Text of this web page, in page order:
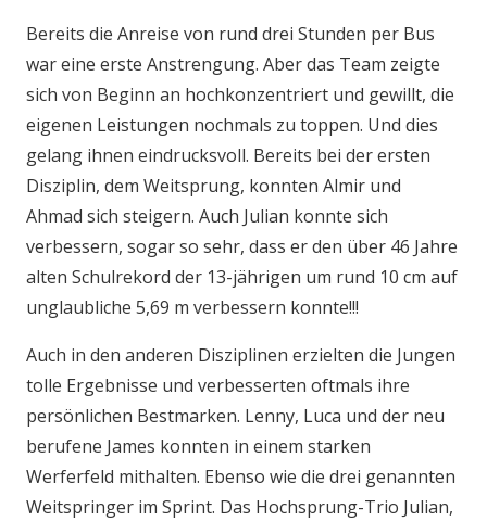
Bereits die Anreise von rund drei Stunden per Bus
war eine erste Anstrengung. Aber das Team zeigte
sich von Beginn an hochkonzentriert und gewillt, die
eigenen Leistungen nochmals zu toppen. Und dies
gelang ihnen eindrucksvoll. Bereits bei der ersten
Disziplin, dem Weitsprung, konnten Almir und
Ahmad sich steigern. Auch Julian konnte sich
verbessern, sogar so sehr, dass er den über 46 Jahre
alten Schulrekord der 13-jährigen um rund 10 cm auf
unglaubliche 5,69 m verbessern konnte!!!
Auch in den anderen Disziplinen erzielten die Jungen
tolle Ergebnisse und verbesserten oftmals ihre
persönlichen Bestmarken. Lenny, Luca und der neu
berufene James konnten in einem starken
Werferfeld mithalten. Ebenso wie die drei genannten
Weitspringer im Sprint. Das Hochsprung-Trio Julian,